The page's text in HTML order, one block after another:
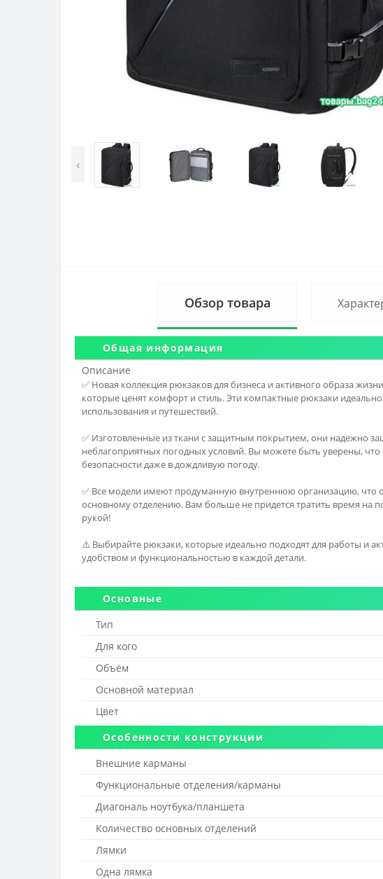
‹
Обзор товара
Общая информация
Описание
✅ Новая коллекция рюкзаков для бизнеса и активного образа
которые ценят комфорт и стиль. Эти компактные рюкзаки
использования и путешествий.
✅ Изготовленные из ткани с защитным покрытием, они надежно
неблагоприятных погодных условий. Вы можете быть уверены,
безопасности даже в дождливую погоду.
✅ Все модели имеют продуманную внутреннюю организацию, что
основному отделению. Вам больше не придется тратить время на
рукой!
⚠️ Выбирайте рюкзаки, которые идеально подходят для работы и
удобством и функциональностью в каждой детали.
Основные
Тип
Для кого
Объём
Основной материал
Цвет
Особенности конструкции
Внешние карманы
Функциональные отделения/карманы
Диагональ ноутбука/планшета
Количество основных отделений
Лямки
Одна лямка